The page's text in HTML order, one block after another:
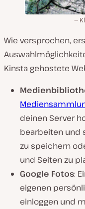
Wie versprochen,
Kinsta gehostete
deinen Server
bearbeiten und
zu speichern
und Seiten zu
Google Fotos:
eigenen
einloggen und